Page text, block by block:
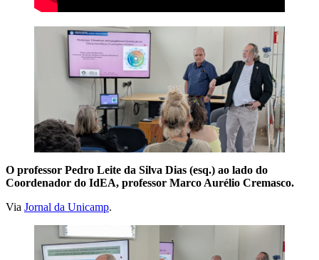
O professor Pedro Leite da Silva Dias (esq.) ao lado do
Coordenador do IdEA, professor Marco Aurélio Cremasco.
Via Jornal da Unicamp.